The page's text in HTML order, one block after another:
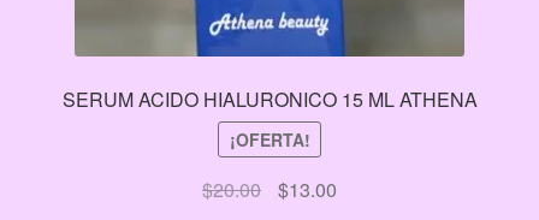
SERUM ACIDO HIALURONICO 15 ML ATHENA
¡OFERTA!
$20.00
El
$13.00El